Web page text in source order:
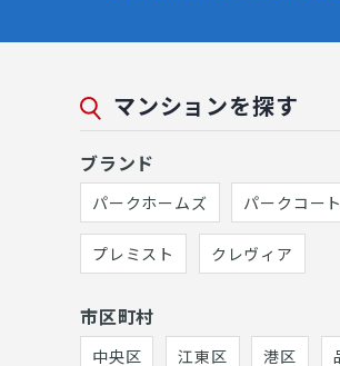
マンションを探す
ブランド
パークホームズ パークコート
プレミスト クレヴィア
市区町村
中央区 江東区 港区